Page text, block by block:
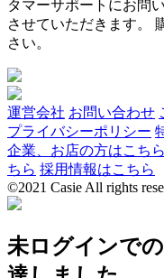
タマーサポートにお問
させていただきます。
さい。
運営会社 お問い合わせ
プライバシーポリシー
企業、お店の方はこち
ちら 採用情報はこちら
©2021 Casie All rights
未ログインで